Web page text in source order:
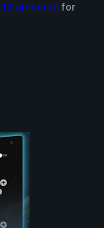
12 altri mod for